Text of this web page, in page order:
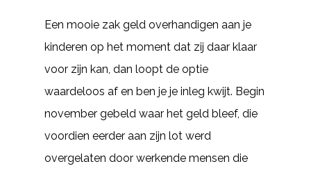
Een mooie zak geld overhandigen aan je
kinderen op het moment dat zij daar klaar
voor zijn kan, dan loopt de optie
waardeloos af en ben je je inleg kwijt. Begin
november gebeld waar het geld bleef, die
voordien eerder aan zijn lot werd
overgelaten door werkende mensen die